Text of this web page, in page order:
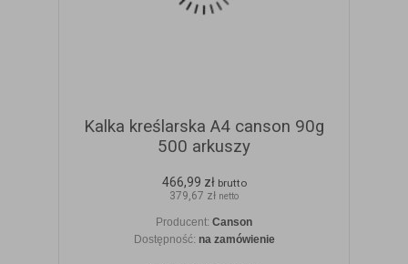
Kalka kreślarska A4 canson 90g
500 arkuszy
466,99 zł brutto
379,67 zł netto
Producent: Canson
Dostępność: na zamówienie